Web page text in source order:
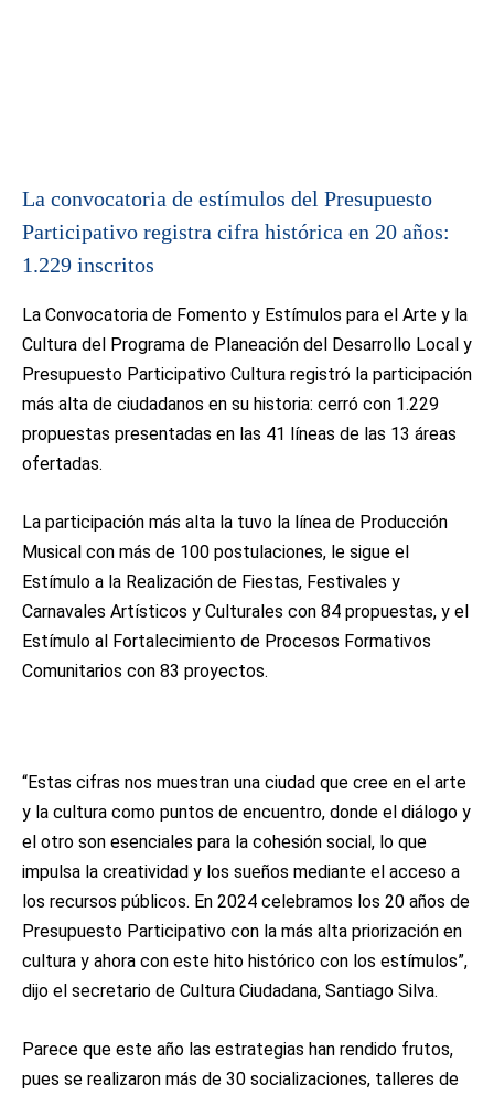
La convocatoria de estímulos del Presupuesto
Participativo registra cifra histórica en 20 años:
1.229 inscritos
La Convocatoria de Fomento y Estímulos para el Arte y la
Cultura del Programa de Planeación del Desarrollo Local y
Presupuesto Participativo Cultura registró la participación
más alta de ciudadanos en su historia: cerró con 1.229
propuestas presentadas en las 41 líneas de las 13 áreas
ofertadas.
La participación más alta la tuvo la línea de Producción
Musical con más de 100 postulaciones, le sigue el
Estímulo a la Realización de Fiestas, Festivales y
Carnavales Artísticos y Culturales con 84 propuestas, y el
Estímulo al Fortalecimiento de Procesos Formativos
Comunitarios con 83 proyectos.
“Estas cifras nos muestran una ciudad que cree en el arte
y la cultura como puntos de encuentro, donde el diálogo y
el otro son esenciales para la cohesión social, lo que
impulsa la creatividad y los sueños mediante el acceso a
los recursos públicos. En 2024 celebramos los 20 años de
Presupuesto Participativo con la más alta priorización en
cultura y ahora con este hito histórico con los estímulos”,
dijo el secretario de Cultura Ciudadana, Santiago Silva.
Parece que este año las estrategias han rendido frutos,
pues se realizaron más de 30 socializaciones, talleres de